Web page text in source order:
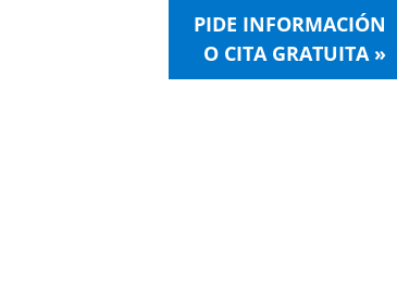
PIDE INFORMACIÓN
O CITA GRATUITA »